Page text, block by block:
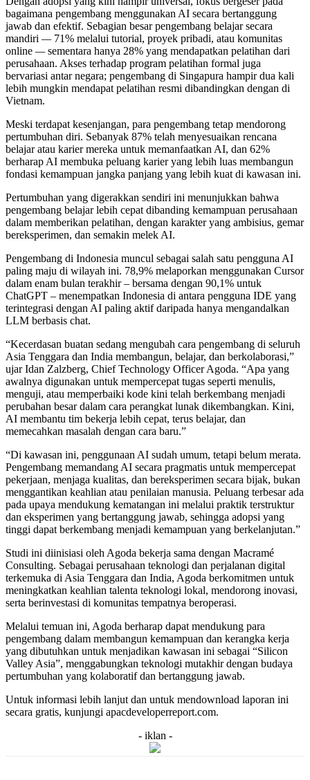
bagaimana pengembang menggunakan AI secara bertanggung
jawab dan efektif. Sebagian besar pengembang belajar secara
mandiri — 71% melalui tutorial, proyek pribadi, atau komunitas
online —sementara hanya 28% yang mendapatkan pelatihan dari
perusahaan. Akses terhadap program pelatihan formal juga
bervariasi antar negara; pengembang di Singapura hampir dua kali
lebih mungkin mendapat pelatihan resmi dibandingkan dengan di
Vietnam.
Meski terdapat kesenjangan, para pengembang tetap mendorong
pertumbuhan diri. Sebanyak 87% telah menyesuaikan rencana
belajar atau karier mereka untuk memanfaatkan AI, dan 62%
berharap AI membuka peluang karier yang lebih luas membangun
fondasi kemampuan jangka panjang yang lebih kuat di kawasan ini.
Pertumbuhan yang digerakkan sendiri ini menunjukkan bahwa
pengembang belajar lebih cepat dibanding kemampuan perusahaan
dalam memberikan pelatihan, dengan karakter yang ambisius, gemar
bereksperimen, dan semakin melek AI.
Pengembang di Indonesia muncul sebagai salah satu pengguna AI
paling maju di wilayah ini. 78,9% melaporkan menggunakan Cursor
dalam enam bulan terakhir – bersama dengan 90,1% untuk
ChatGPT – menempatkan Indonesia di antara pengguna IDE yang
terintegrasi dengan AI paling aktif daripada hanya mengandalkan
LLM berbasis chat.
“Kecerdasan buatan sedang mengubah cara pengembang di seluruh
Asia Tenggara dan India membangun, belajar, dan berkolaborasi,”
ujar Idan Zalzberg, Chief Technology Officer Agoda. “Apa yang
awalnya digunakan untuk mempercepat tugas seperti menulis,
menguji, atau memperbaiki kode kini telah berkembang menjadi
perubahan besar dalam cara perangkat lunak dikembangkan. Kini,
AI membantu tim bekerja lebih cepat, terus belajar, dan
memecahkan masalah dengan cara baru.”
“Di kawasan ini, penggunaan AI sudah umum, tetapi belum merata.
Pengembang memandang AI secara pragmatis untuk mempercepat
pekerjaan, menjaga kualitas, dan bereksperimen secara bijak, bukan
menggantikan keahlian atau penilaian manusia. Peluang terbesar ada
pada upaya mendukung kematangan ini melalui praktik terstruktur
dan eksperimen yang bertanggung jawab, sehingga adopsi yang
tinggi dapat berkembang menjadi kemampuan yang berkelanjutan.”
Studi ini diinisiasi oleh Agoda bekerja sama dengan Macramé
Consulting. Sebagai perusahaan teknologi dan perjalanan digital
terkemuka di Asia Tenggara dan India, Agoda berkomitmen untuk
meningkatkan keahlian talenta teknologi lokal, mendorong inovasi,
serta berinvestasi di komunitas tempatnya beroperasi.
Melalui temuan ini, Agoda berharap dapat mendukung para
pengembang dalam membangun kemampuan dan kerangka kerja
yang dibutuhkan untuk menjadikan kawasan ini sebagai “Silicon
Valley Asia”, menggabungkan teknologi mutakhir dengan budaya
pertumbuhan yang kolaboratif dan bertanggung jawab.
Untuk informasi lebih lanjut dan untuk mendownload laporan ini
secara gratis, kunjungi apacdeveloperreport.com.
- iklan -